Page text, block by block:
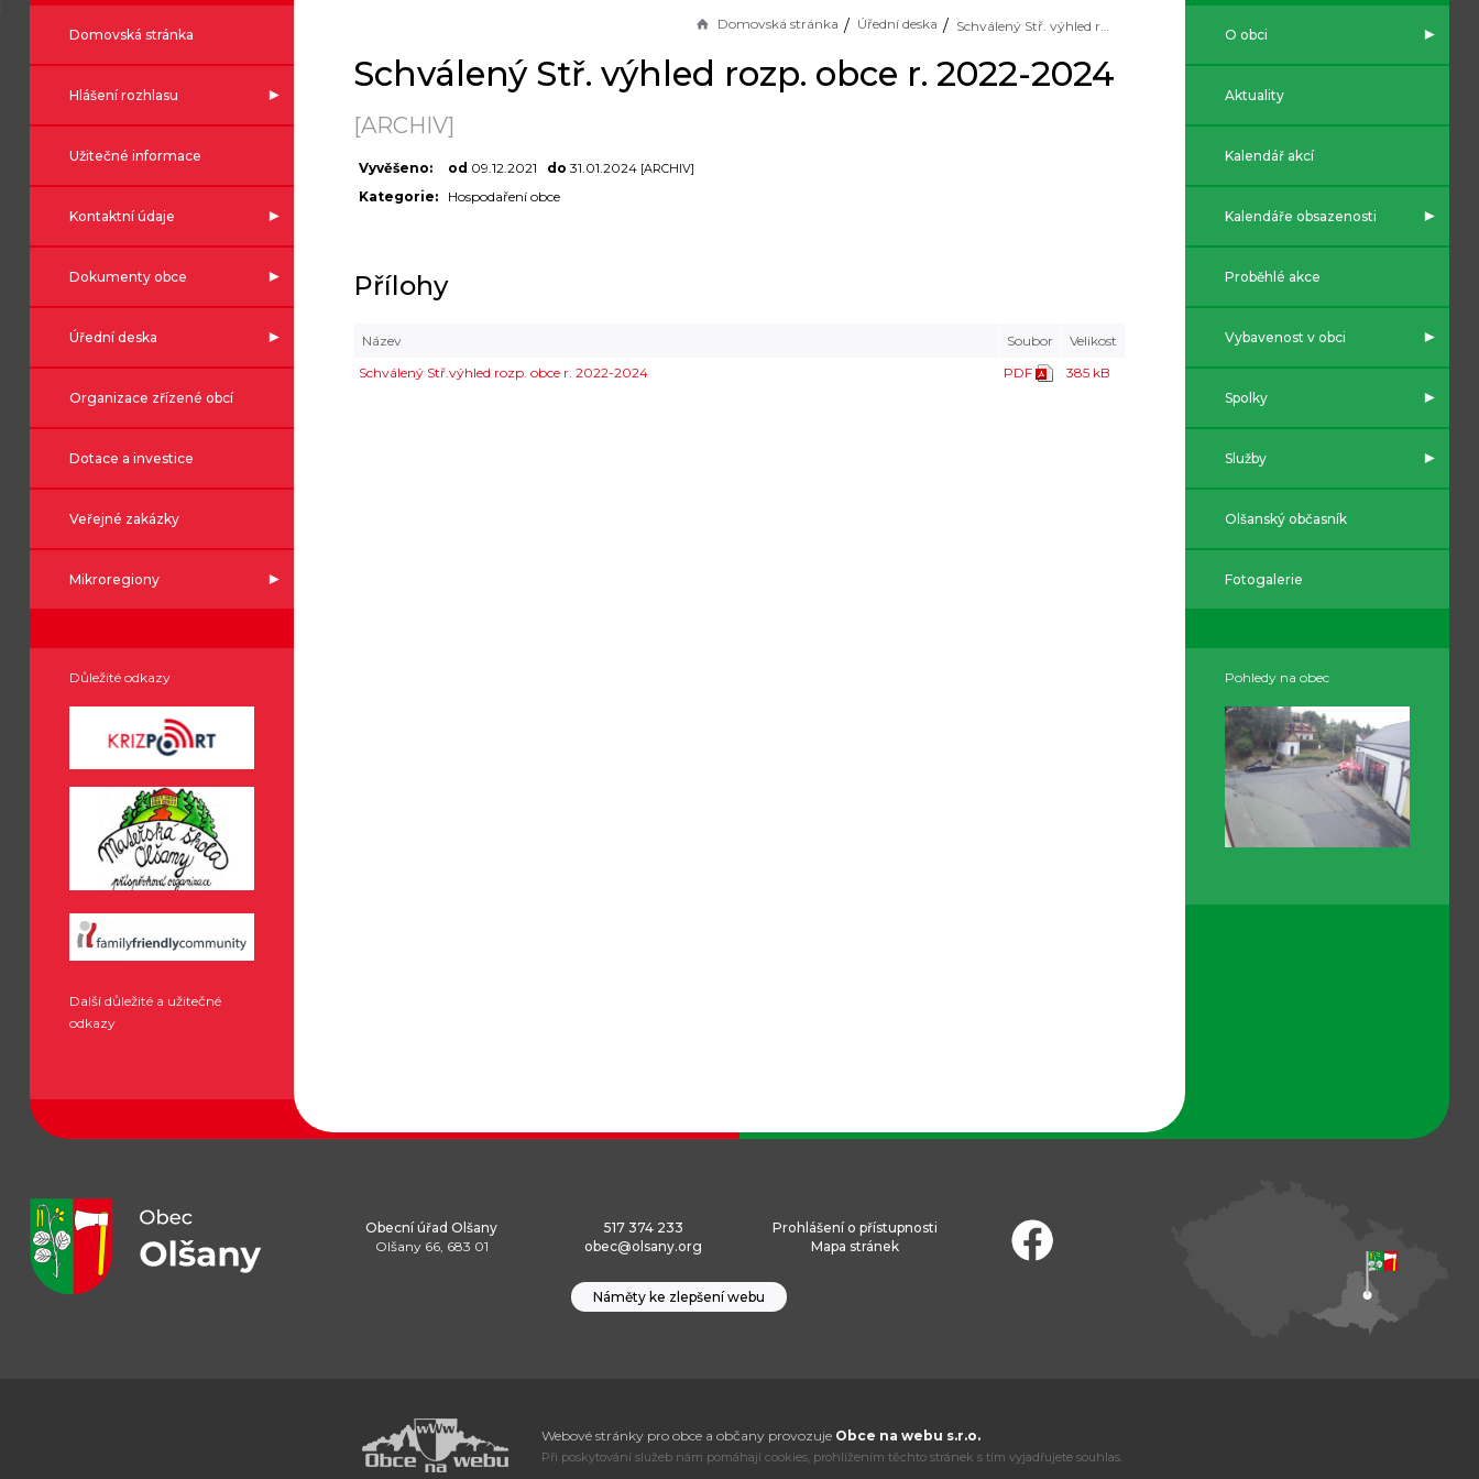
Domovská stránka
Hlášení rozhlasu
Užitečné informace
Kontaktní údaje
Dokumenty obce
Úřední deska
Organizace zřízené obcí
Dotace a investice
Veřejné zakázky
Mikroregiony
Důležité odkazy
Další důležité a užitečné
odkazy
Domovská stránka Úřední deska Schválený Stř. výhled rozp. obce r. 2022-2024
Schválený Stř. výhled rozp. obce r. 2022-2024
[ARCHIV]
Vyvěšeno: od 09.12.2021 do 31.01.2024 [ARCHIV]
Kategorie: Hospodaření obce
Přílohy
Název Soubor
Velikost
Schválený Stř.výhled rozp. obce r. 2022-2024
PDF 385 kB
O obci
Aktuality
Kalendář akcí
Kalendáře obsazenosti
Proběhlé akce
Vybavenost v obci
Spolky
Služby
Olšanský občasník
Fotogalerie
Pohledy na obec
Obecní úřad Olšany
Olšany 66, 683 01
517 374 233
obec@olsany.org
Prohlášení o přístupnosti
Mapa stránek
Náměty ke zlepšení webu
Webové stránky pro obce a občany provozuje Obce na webu s.r.o.
Při poskytování služeb nám pomáhají cookies, prohlížením těchto stránek s tím vyjadřujete souhlas.